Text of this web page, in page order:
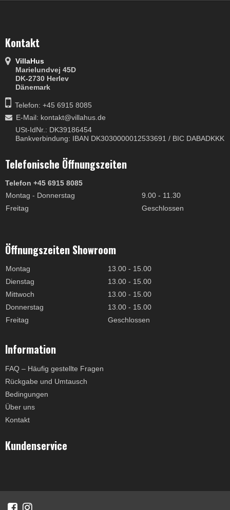
Kontakt
VillaHus
Marielundvej 45D
DK-2730 Herlev
Dänemark
Telefon: +45 6915 8085
E-Mail: kontakt@villahus.de
USt-IdNr.: DK39186454
Bankverbindung: IBAN DK3030000012533691 / BIC DABADKKK
Telefonische Öffnungszeiten
Telefon +45 6915 8085
Montag - Donnerstag
9.00 - 11.30
Freitag
Geschlossen
Öffnungszeiten Showroom
Montag
13.00 - 15.00
Dienstag
13.00 - 15.00
Mittwoch
13.00 - 15.00
Donnerstag
13.00 - 15.00
Freitag
Geschlossen
Information
FAQ – Häufig gestellte Fragen
Rückgabe und Umtausch
Bedingungen
Über uns
Kontakt
Kundenservice